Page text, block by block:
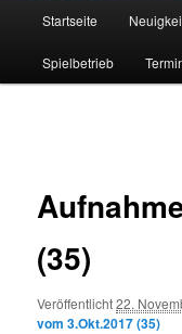
Startseite
Spielbetrieb
(35)
Veröffentlicht22.
vom 3.Okt.2017 (35)